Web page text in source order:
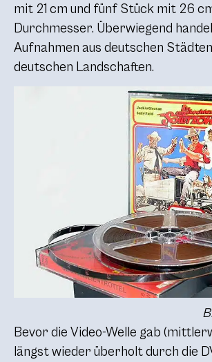
mit 21 cm und fünf Stück mit 26
Durchmesser. Überwiegend
Aufnahmen aus deutschen
deutschen Landschaften.
Bevor die Video-Welle gab
längst wieder überholt durch die